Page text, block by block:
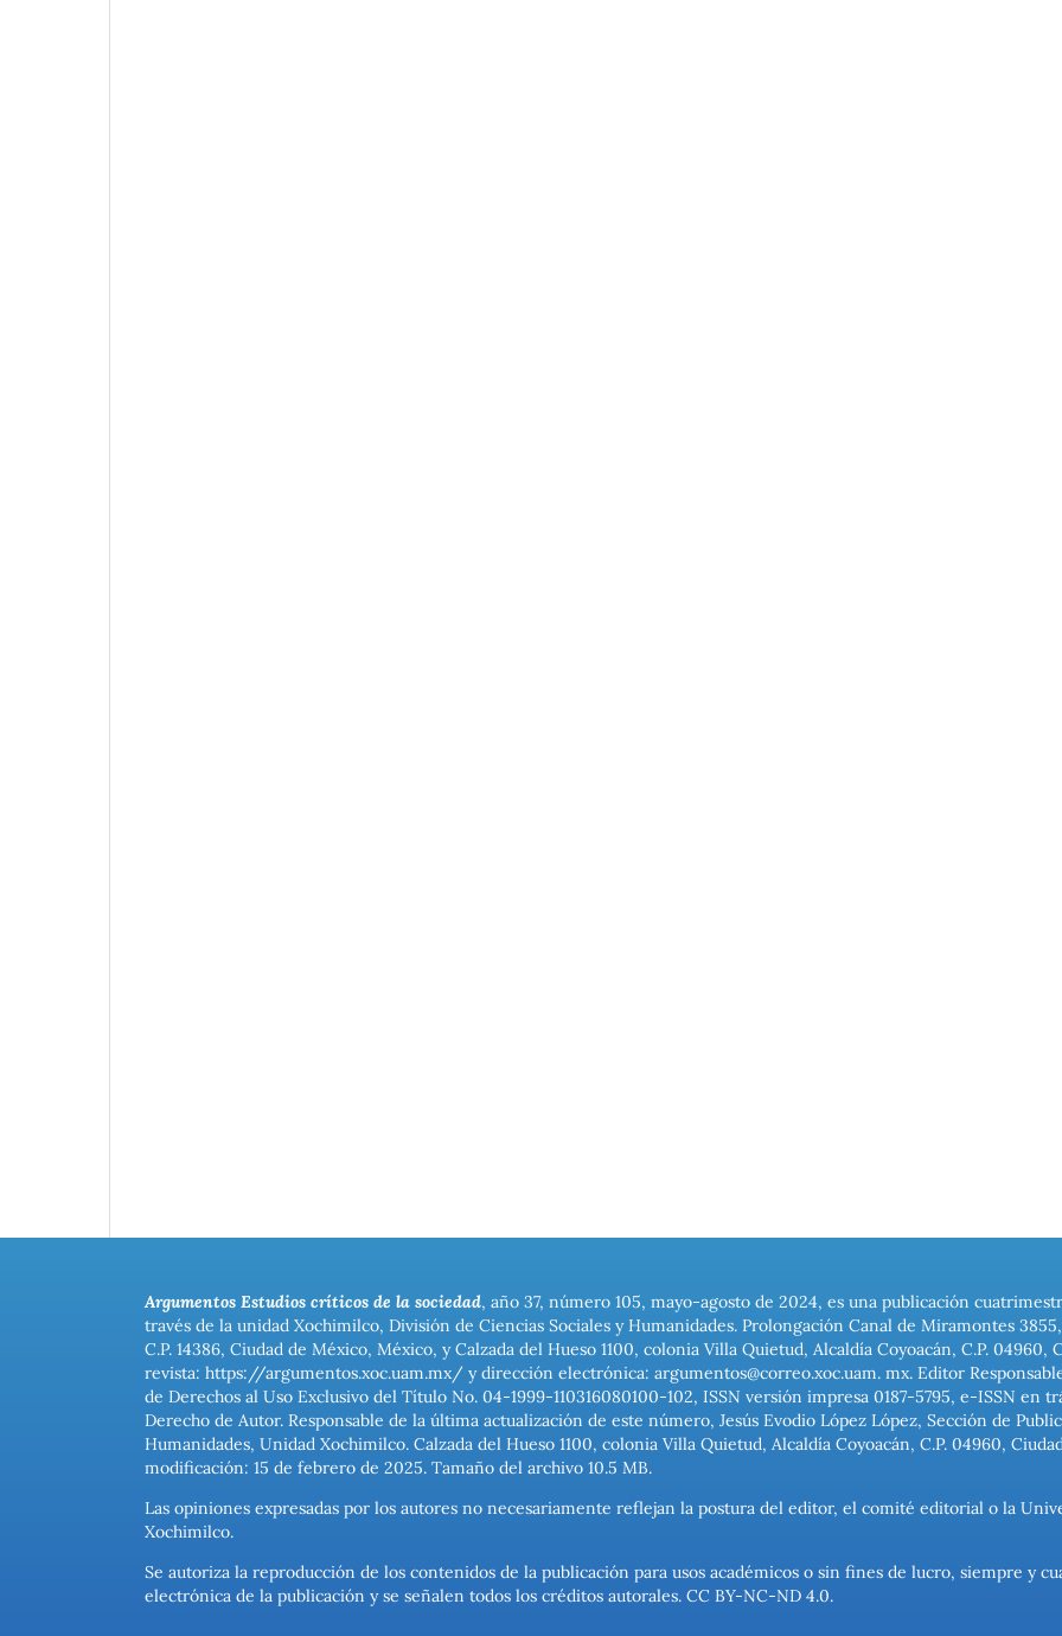
Argumentos Estudios críticos de la sociedad, año 37, número 105, mayo-agosto de 2024, es una publicación
través de la unidad Xochimilco, División de Ciencias Sociales y Humanidades. Prolongación Canal de Miramontes
C.P. 14386, Ciudad de México, México, y Calzada del Hueso 1100, colonia Villa Quietud, Alcaldía Coyoacán, C.P.
revista: https://argumentos.xoc.uam.mx/ y dirección electrónica: argumentos@correo.xoc.uam. mx. Editor
de Derechos al Uso Exclusivo del Título No. 04-1999-110316080100-102, ISSN versión impresa 0187-5795, e-ISSN
Derecho de Autor. Responsable de la última actualización de este número, Jesús Evodio López López, Sección de
Humanidades, Unidad Xochimilco. Calzada del Hueso 1100, colonia Villa Quietud, Alcaldía Coyoacán, C.P. 04960,
modificación: 15 de febrero de 2025. Tamaño del archivo 10.5 MB.
Las opiniones expresadas por los autores no necesariamente reflejan la postura del editor, el comité editorial o la
Xochimilco.
Se autoriza la reproducción de los contenidos de la publicación para usos académicos o sin fines de lucro, siempre y
electrónica de la publicación y se señalen todos los créditos autorales. CC BY-NC-ND 4.0.